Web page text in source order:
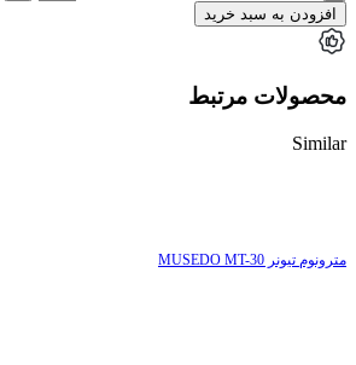
افزودن به سبد خرید
محصولات مرتبط
Similar
مترونوم تیونر MUSEDO MT-30